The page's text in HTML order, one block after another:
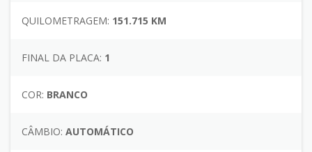
QUILOMETRAGEM: 151.715 KM
FINAL DA PLACA: 1
COR: BRANCO
CÂMBIO: AUTOMÁTICO